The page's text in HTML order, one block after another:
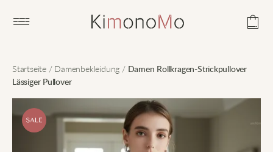
Open main menu
Startseite/ Damenbekleidung / Damen Rollkragen-Strickpullover
Lässiger Pullover